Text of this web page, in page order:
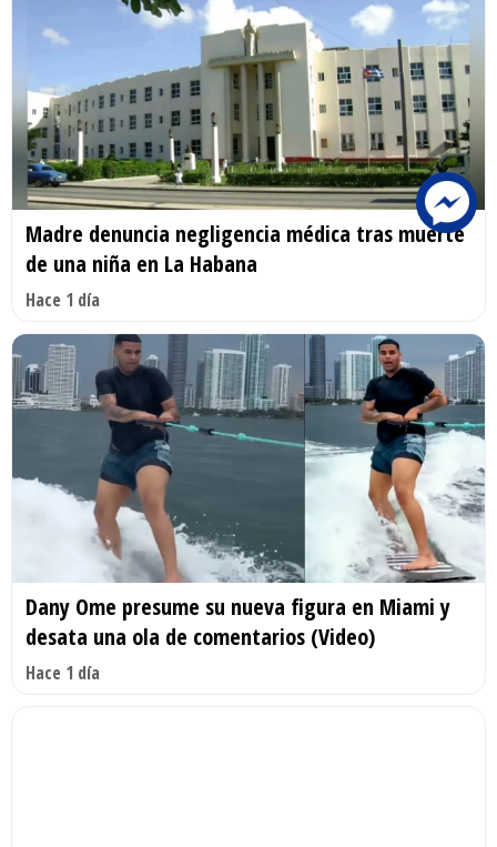
Madre denuncia negligencia médica tras muerte
de una niña en La Habana
Hace 1 día
Dany Ome presume su nueva figura en Miami y
desata una ola de comentarios (Video)
Hace 1 día